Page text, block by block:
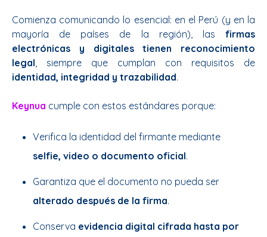
Comienza comunicando lo esencial: en el Perú (y en la
mayoría de países de la región), las firmas
electrónicas y digitales tienen reconocimiento
legal , siempre que cumplan con requisitos de
identidad, integridad y trazabilidad.
Keynua cumple con estos estándares porque:
Verifica la identidad del firmante mediante
selfie, video o documento oficial.
Garantiza que el documento no pueda ser
alterado después de la firma.
Conserva evidencia digital cifrada hasta por